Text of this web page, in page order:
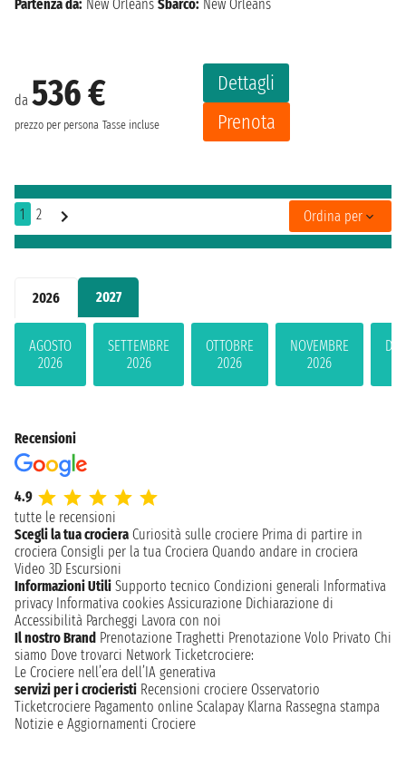
2026 2027
AGOSTO
2026
SETTEMBRE
2026
OTTOBRE
2026
NOVEMBRE
2026
da 536 €
prezzo per persona Tasse incluse
Dettagli
Prenota
Partenza da: New Orleans Sbarco: New Orleans
1 2 Ordina per
Recensioni
4.9
tutte le recensioni
Scegli la tua crociera Curiosità sulle crociere Prima di partire in
crociera Consigli per la tua Crociera Quando andare in crociera
Video 3D Escursioni
Informazioni Utili Supporto tecnico Condizioni generali Informativa
privacy Informativa cookies Assicurazione Dichiarazione di
Accessibilità Parcheggi Lavora con noi
Il nostro Brand Prenotazione Traghetti Prenotazione Volo Privato Chi
siamo Dove trovarci Network Ticketcrociere:
Le Crociere nell’era dell’IA generativa
servizi per i crocieristi Recensioni crociere Osservatorio
Ticketcrociere Pagamento online Scalapay Klarna Rassegna stampa
Notizie e Aggiornamenti Crociere